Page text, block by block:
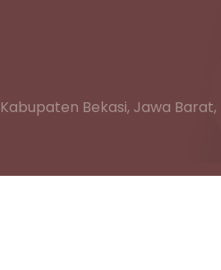
Kabupaten Bekasi, Jawa Barat,